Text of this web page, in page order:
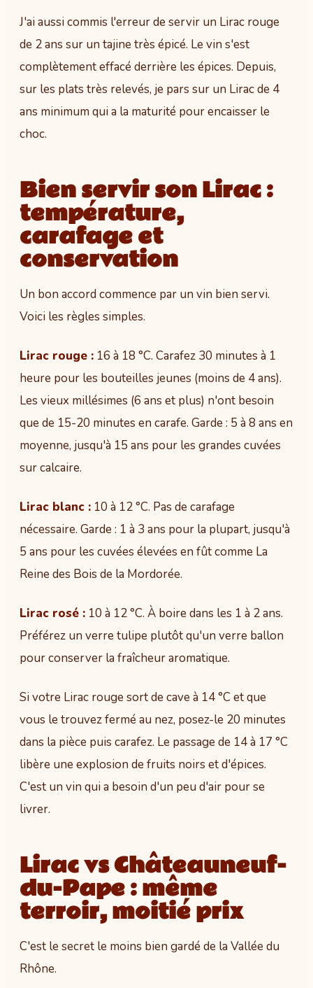
J'ai aussi commis l'erreur de servir un Lirac rouge
de 2 ans sur un tajine très épicé. Le vin s'est
complètement effacé derrière les épices. Depuis,
sur les plats très relevés, je pars sur un Lirac de 4
ans minimum qui a la maturité pour encaisser le
choc.
Bien servir son Lirac :
température,
carafage et
conservation
Un bon accord commence par un vin bien servi.
Voici les règles simples.
Lirac rouge : 16 à 18 °C. Carafez 30 minutes à 1
heure pour les bouteilles jeunes (moins de 4 ans).
Les vieux millésimes (6 ans et plus) n'ont besoin
que de 15-20 minutes en carafe. Garde : 5 à 8 ans en
moyenne, jusqu'à 15 ans pour les grandes cuvées
sur calcaire.
Lirac blanc : 10 à 12 °C. Pas de carafage
nécessaire. Garde : 1 à 3 ans pour la plupart, jusqu'à
5 ans pour les cuvées élevées en fût comme La
Reine des Bois de la Mordorée.
Lirac rosé : 10 à 12 °C. À boire dans les 1 à 2 ans.
Préférez un verre tulipe plutôt qu'un verre ballon
pour conserver la fraîcheur aromatique.
Si votre Lirac rouge sort de cave à 14 °C et que
vous le trouvez fermé au nez, posez-le 20 minutes
dans la pièce puis carafez. Le passage de 14 à 17 °C
libère une explosion de fruits noirs et d'épices.
C'est un vin qui a besoin d'un peu d'air pour se
livrer.
Lirac vs Châteauneuf-
du-Pape : même
terroir, moitié prix
C'est le secret le moins bien gardé de la Vallée du
Rhône.